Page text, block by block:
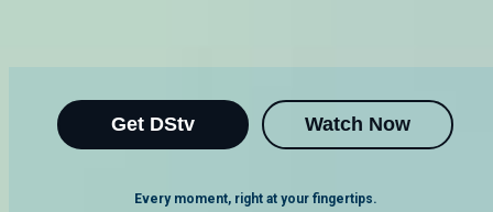
Get DStv Watch Now
Every moment, right at your fingertips.